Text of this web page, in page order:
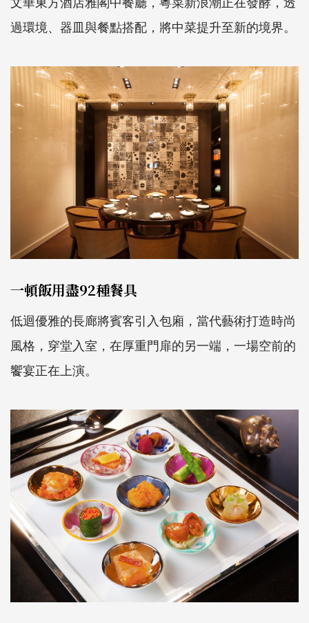
過環境、器皿與餐點搭配，將中菜提升至新的境界。
一頓飯用盡92種餐具
低迴優雅的長廊將賓客引入包廂，當代藝術打造時尚
風格，穿堂入室，在厚重門扉的另一端，一場空前的
饗宴正在上演。